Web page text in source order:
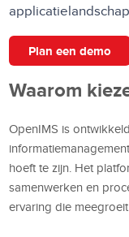
applicatielandschap.
Plan een demo
Waarom
OpenIMS is
hoeft te zijn. Het
samenwerken en
ervaring die